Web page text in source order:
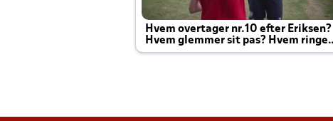
Hvem overtager nr.10 efter Eriksen?
Hvem glemmer sit pas? Hvem ringer
Joachim altid til efter kampe?